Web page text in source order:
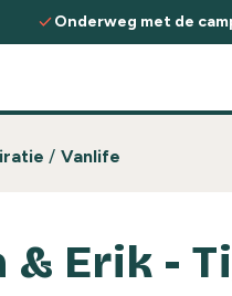
inhoud check
/ Vanlife
& Erik -